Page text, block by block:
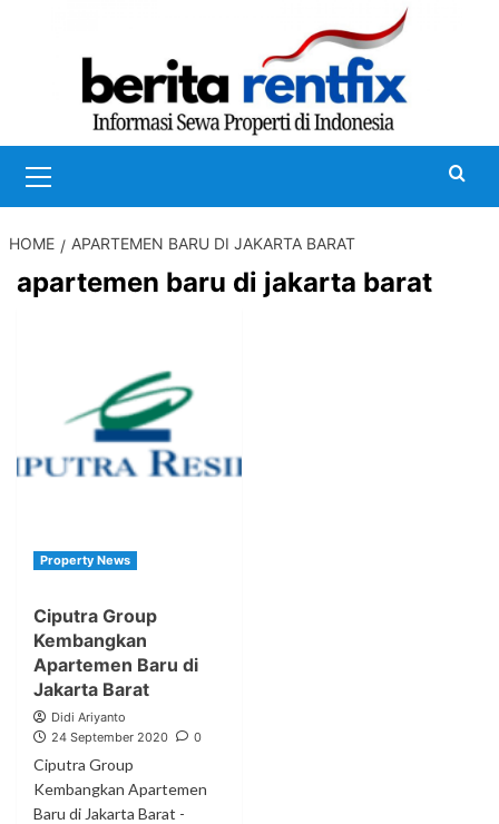
Menu
HOME APARTEMEN BARU DI JAKARTA BARAT
apartemen baru di jakarta barat
Property News
Ciputra Group
Kembangkan
Apartemen Baru di
Jakarta Barat
Didi Ariyanto
24 September 2020
0
Ciputra Group
Kembangkan Apartemen
Baru di Jakarta Barat -